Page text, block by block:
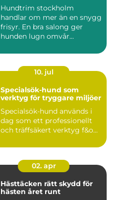
Hundtrim stockholm
handlar om mer än en snygg
frisyr. En bra salong ger
hunden lugn omvår...
10. jul
Specialsök-hund som
verktyg för tryggare miljöer
Specialsök-hund används i
dag som ett professionellt
och träffsäkert verktyg f&o...
02. apr
Hästtäcken rätt skydd för
hästen året runt